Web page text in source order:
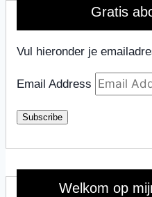
Gratis
Vul hieronder je
Email Address
Subscribe
Welkom op